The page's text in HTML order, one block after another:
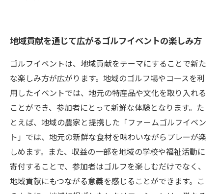
地域貢献を通じて広がるゴルフイベントの楽しみ方
ゴルフイベントは、地域貢献をテーマにすることで新た
な楽しみ方が広がります。地域のゴルフ場やコースを利
用したイベントでは、地元の特産品や文化を取り入れる
ことができ、参加者にとって新鮮な体験となります。た
とえば、地域の農家と提携した「ファームゴルフイベン
ト」では、地元の新鮮な食材を味わいながらプレーが楽
しめます。また、収益の一部を地域の学校や福祉活動に
寄付することで、参加者はゴルフを楽しむだけでなく、
地域貢献にもつながる意義を感じることができます。こ